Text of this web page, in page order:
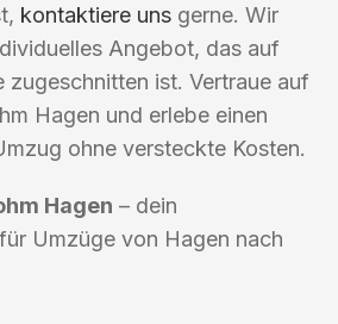
kontaktiere uns gerne. Wir
Angebot, das auf
zugeschnitten ist. Vertraue auf
Hagen und erlebe einen
ohne versteckte Kosten.
Hagen – dein
Umzüge von Hagen nach